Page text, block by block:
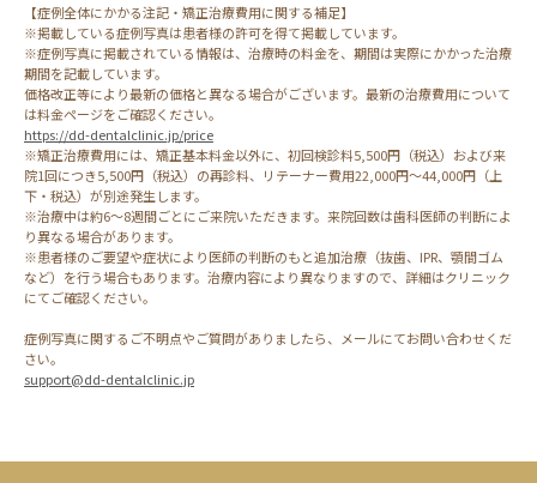
【症例全体にかかる注記・矯正治療費用に関する補足】
※掲載している症例写真は患者様の許可を得て掲載しています。
※症例写真に掲載されている情報は、治療時の料金を、期間は実際にかかった治療
期間を記載しています。
価格改正等により最新の価格と異なる場合がございます。最新の治療費用について
は料金ページをご確認ください。
https://dd-dentalclinic.jp/price
※矯正治療費用には、矯正基本料金以外に、初回検診料5,500円（税込）および来
院1回につき5,500円（税込）の再診料、リテーナー費用22,000円～44,000円（上
下・税込）が別途発生します。
※治療中は約6～8週間ごとにご来院いただきます。来院回数は歯科医師の判断によ
り異なる場合があります。
※患者様のご要望や症状により医師の判断のもと追加治療（抜歯、IPR、顎間ゴム
など）を行う場合もあります。治療内容により異なりますので、詳細はクリニック
にてご確認ください。
症例写真に関するご不明点やご質問がありましたら、メールにてお問い合わせくだ
さい。
support@dd-dentalclinic.jp